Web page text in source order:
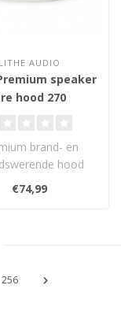
LITHE AUDIO
speaker
hood 270
brand- en
hood
mm uitspa..
€74,99
256